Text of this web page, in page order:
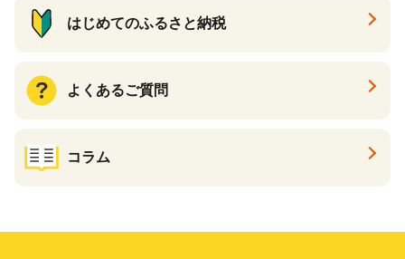
はじめてのふるさと納税
よくあるご質問
コラム